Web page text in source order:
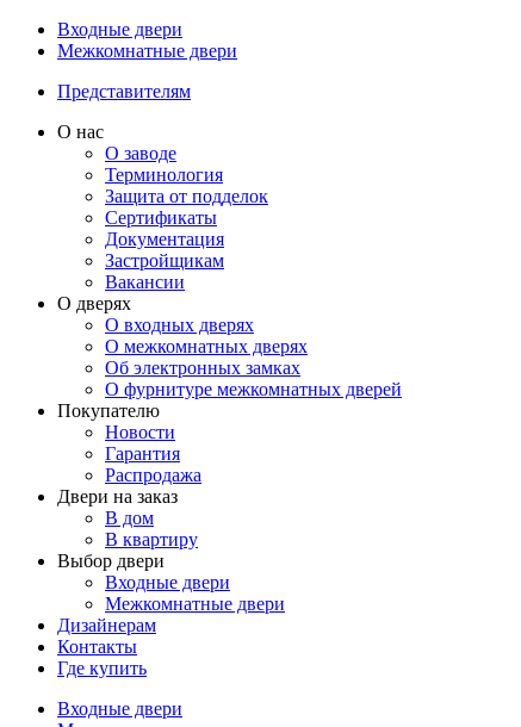
Входные двери
Межкомнатные двери
Представителям
О нас
О заводе
Терминология
Защита от подделок
Сертификаты
Документация
Застройщикам
Вакансии
О дверях
О входных дверях
О межкомнатных дверях
Об электронных замках
О фурнитуре межкомнатных дверей
Покупателю
Новости
Гарантия
Распродажа
Двери на заказ
В дом
В квартиру
Выбор двери
Входные двери
Межкомнатные двери
Дизайнерам
Контакты
Где купить
Входные двери